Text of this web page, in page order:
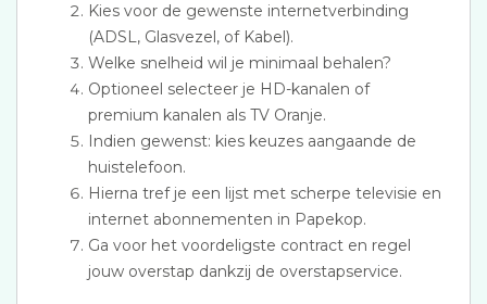
Kies voor de gewenste internetverbinding
(ADSL, Glasvezel, of Kabel).
Welke snelheid wil je minimaal behalen?
Optioneel selecteer je HD-kanalen of
premium kanalen als TV Oranje.
Indien gewenst: kies keuzes aangaande de
huistelefoon.
Hierna tref je een lijst met scherpe televisie en
internet abonnementen in Papekop.
Ga voor het voordeligste contract en regel
jouw overstap dankzij de overstapservice.